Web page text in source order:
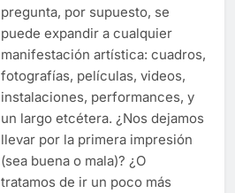
pregunta, por supuesto, se
puede expandir a cualquier
manifestación artística: cuadros,
fotografías, películas, videos,
instalaciones, performances, y
un largo etcétera. ¿Nos dejamos
llevar por la primera impresión
(sea buena o mala)? ¿O
tratamos de ir un poco más